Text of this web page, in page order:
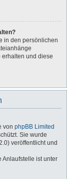
in den persönlichen
erhalten und diese
von phpBB Limited
Sie wurde
veröffentlicht und
Anlaufstelle ist unter